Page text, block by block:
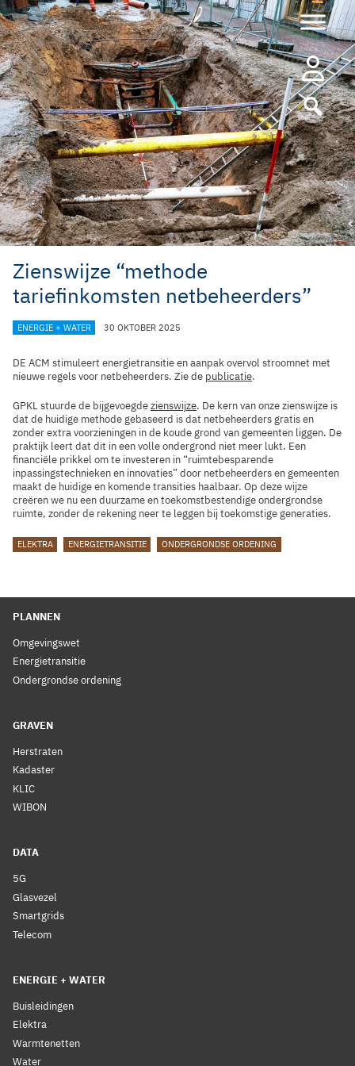
Ga
naar
de
inhoud
Zienswijze “methode
tariefinkomsten netbeheerders”
CATEGORIEËN
ENERGIE + WATER 30 OKTOBER 2025
DE ACM stimuleert energietransitie en aanpak overvol stroomnet met
nieuwe regels voor netbeheerders. Zie de publicatie.
GPKL stuurde de bijgevoegdezienswijze. De kern van onze zienswijze is
dat de huidige methode gebaseerd is dat netbeheerders gratis en
zonder extra voorzieningen in de koude grond van gemeenten liggen. De
praktijk leert dat dit in een volle ondergrond niet meer lukt. Een
financiële prikkel om te investeren in “ruimtebesparende
inpassingstechnieken en innovaties” door netbeheerders en gemeenten
maakt de huidige en komende transities haalbaar. Op deze wijze
creëren we nu een duurzame en toekomstbestendige ondergrondse
ruimte, zonder de rekening neer te leggen bij toekomstige generaties.
TAGS
ELEKTRA ENERGIETRANSITIE ONDERGRONDSE ORDENING
PLANNEN
Omgevingswet
Energietransitie
Ondergrondse ordening
GRAVEN
Herstraten
Kadaster
KLIC
WIBON
DATA
5G
Glasvezel
Smartgrids
Telecom
ENERGIE + WATER
Buisleidingen
Elektra
Warmtenetten
Water